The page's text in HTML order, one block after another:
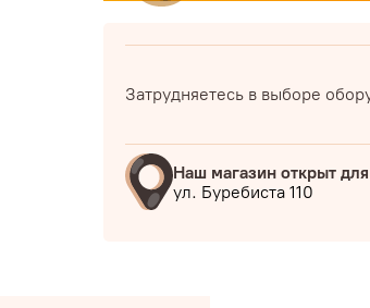
Затрудняетесь в выборе
Наш магазин открыт
ул. Буребиста 110